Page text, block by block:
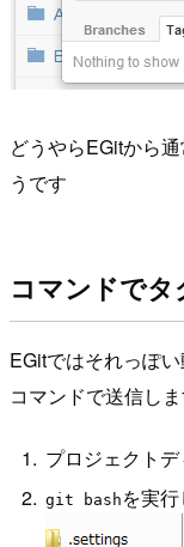
どうやらEGitから
うです
コマンドで
EGitではそれっぽ
コマンドで送信しま
プロジェクト
git bash を実